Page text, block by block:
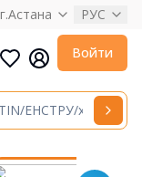
г.Астана РУС
Войти